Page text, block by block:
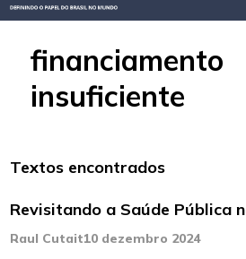
financiamento
insuficiente
Textos encontrados
Revisitando a Saúde Pública
Raul Cutait10 dezembro 2024